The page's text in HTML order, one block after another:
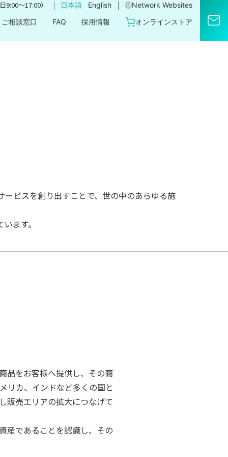
9:00〜17:00） ｜ 日本語 English ｜
Network Websites​
ご相談窓口
FAQ 採用情報 オンラインストア
ビスを創り出すことで、世の中のあらゆる施
ます。
品をお客様へ提供し、その商
リカ、インドなど多くの国と
販売エリアの拡大につなげて
産であることを認識し、その